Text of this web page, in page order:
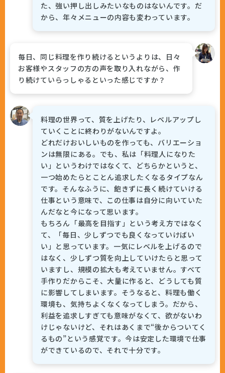
た、強い押し出しみたいなものはないんです。だ
から、年々メニューの内容も変わっています。
毎日、同じ料理を作り続けるというよりは、日々
お客様やスタッフの方の声を取り入れながら、作
り続けていらっしゃるといった感じですか？
料理の世界って、質を上げたり、レベルアップし
ていくことに終わりがないんですよ。
どれだけおいしいものを作っても、バリエーショ
ンは無限にある。でも、私は「料理人になりた
い」というわけではなくて、どちらかというと、
一つ始めたらとことん追求したくなるタイプなん
です。そんなふうに、飽きずに長く続けていける
仕事という意味で、この仕事は自分に向いていた
んだなと今になって思います。
もちろん「最高を目指す」という考え方ではなく
て、「毎日、少しずつでも良くなっていけばい
い」と思っています。一気にレベルを上げるので
はなく、少しずつ質を向上していけたらと思って
いますし、規模の拡大も考えていません。すべて
手作りだからこそ、大量に作ると、どうしても質
に影響してしまいます。そうなると、料理も働く
環境も、気持ちよくなくなってしまう。だから、
利益を追求しすぎても意味がなくて、欲がないわ
けじゃないけど、それはあくまで“後からついてく
るもの”という感覚です。今は安定した環境で仕事
ができているので、それで十分です。